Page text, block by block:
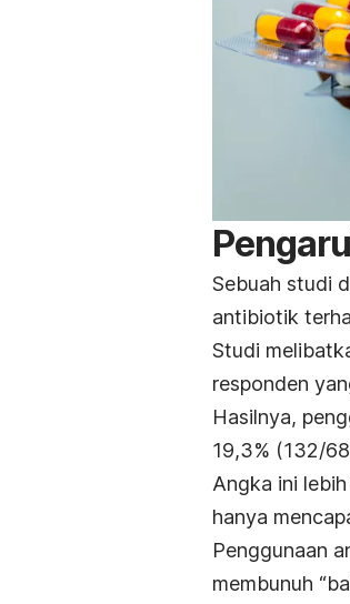
Sebuah studi
antibiotik
Studi
responden
Hasilnya,
19,3% (132/
Angka ini
hanya
Penggunaan
membunuh